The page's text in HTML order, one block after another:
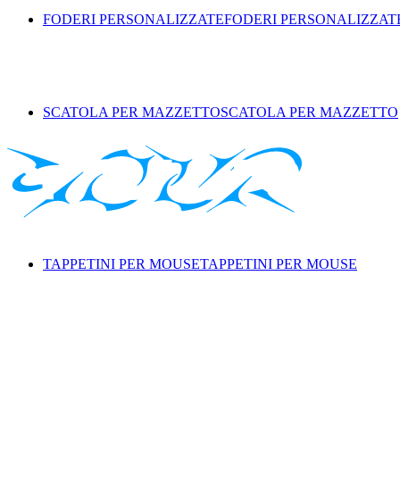
FODERI PERSONALIZZATEFODERI
SCATOLA PER MAZZETTOSCATOLA PER MAZZETTO
TAPPETINI PER MOUSETAPPETINI PER MOUSE